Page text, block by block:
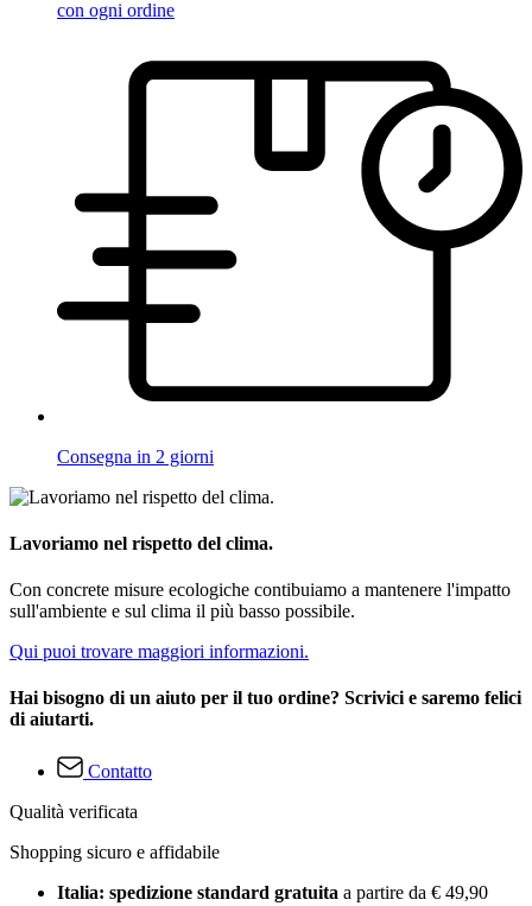
con ogni ordine
Consegna in 2 giorni
Lavoriamo nel rispetto del clima.
Con concrete misure ecologiche contibuiamo a mantenere l'impatto
sull'ambiente e sul clima il più basso possibile.
Qui puoi trovare maggiori informazioni.
Hai bisogno di un aiuto per il tuo ordine? Scrivici e saremo felici
di aiutarti.
Contatto
Qualità verificata
Shopping sicuro e affidabile
Italia: spedizione standard gratuita a partire da € 49,90